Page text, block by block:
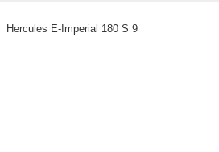
Hercules E-Imperial 180 S 9